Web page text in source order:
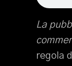
La
regola